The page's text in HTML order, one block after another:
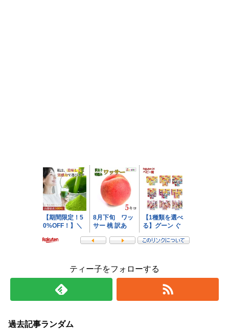
ティー子をフォローする
過去記事ランダム